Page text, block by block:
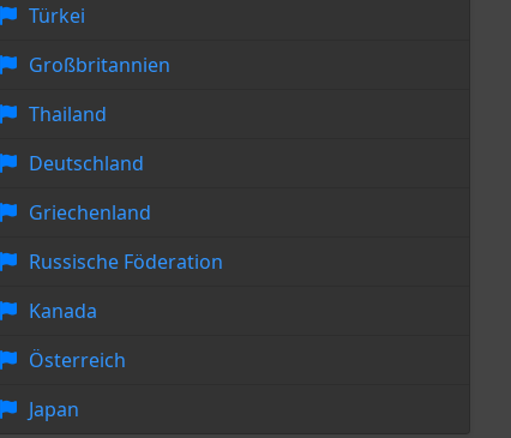
Türkei
Großbritannien
Thailand
Deutschland
Griechenland
Russische Föderation
Kanada
Österreich
Japan